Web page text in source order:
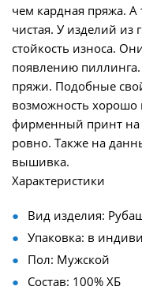
чем кардная пряжа. А
чистая. У изделий из
стойкость износа.
появлению
пряжи. Подобные
возможность хорошо
фирменный принт на
ровно. Также на
вышивка.
Характеристики
Вид изделия:
Упаковка: в
Пол: Мужской
Состав: 100% ХБ